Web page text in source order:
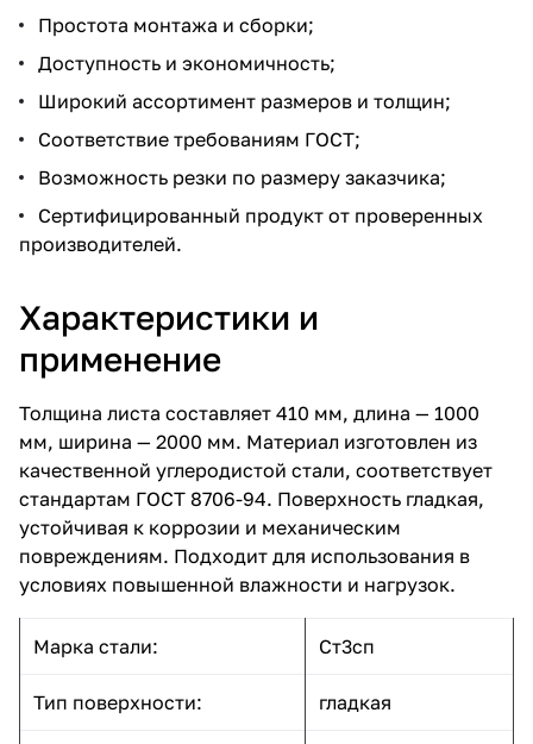
Простота монтажа и сборки;
Доступность и экономичность;
Широкий ассортимент размеров и толщин;
Соответствие требованиям ГОСТ;
Возможность резки по размеру заказчика;
Сертифицированный продукт от проверенных
производителей.
Характеристики и
применение
Толщина листа составляет 410 мм, длина — 1000
мм, ширина — 2000 мм. Материал изготовлен из
качественной углеродистой стали, соответствует
стандартам ГОСТ 8706-94. Поверхность гладкая,
устойчивая к коррозии и механическим
повреждениям. Подходит для использования в
условиях повышенной влажности и нагрузок.
Марка стали: Ст3сп
Тип поверхности: гладкая